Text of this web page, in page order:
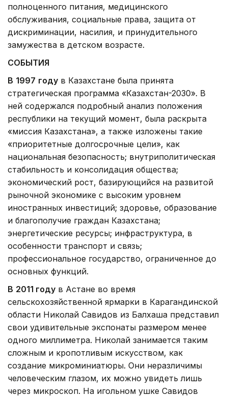
полноценного питания, медицинского
обслуживания, социальные права, защита от
дискриминации, насилия, и принудительного
замужества в детском возрасте.
СОБЫТИЯ
В 1997 году в Казахстане была принята
стратегическая программа «Казахстан-2030». В
ней содержался подробный анализ положения
республики на текущий момент, была раскрыта
«миссия Казахстана», а также изложены такие
«приоритетные долгосрочные цели», как
национальная безопасность; внутриполитическая
стабильность и консолидация общества;
экономический рост, базирующийся на развитой
рыночной экономике с высоким уровнем
иностранных инвестиций; здоровье, образование
и благополучие граждан Казахстана;
энергетические ресурсы; инфраструктура, в
особенности транспорт и связь;
профессиональное государство, ограниченное до
основных функций.
В 2011 году в Астане во время
сельскохозяйственной ярмарки в Карагандинской
области Николай Савидов из Балхаша представил
свои удивительные экспонаты размером менее
одного миллиметра. Николай занимается таким
сложным и кропотливым искусством, как
создание микроминиатюры. Они неразличимы
человеческим глазом, их можно увидеть лишь
через микроскоп. На игольном ушке Савидов